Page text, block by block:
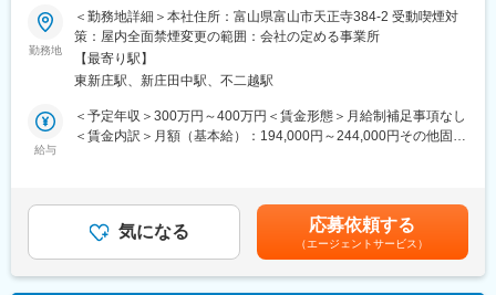
変更の範囲：会社の定める業務
からベテランまで幅が広いので、自分の目標となる先輩社員が見
つけやすい環境です。
■入社後の流れ：
ます。先輩スタッフも業務をフォローするので未経験でも安心し
てスタート出来ます。
■会社・求人の魅力：
・医療関連施設への医療機器や医療消耗品の商品卸売を中心に、
当社の経理スタッフとして、
下記業務を担当いただける方を募集いたします！
■業務内容：
・入出金管理、伝票処理、帳簿記帳、集計
・月次・年次決算補助
・税務関連資料の作成
■組織構成やミッション：
経理部門は現在課長代理1名の体制です。
新しく入社される方には、日常経理を中心に幅広く実務を担って
勤務地
＜勤務地詳細＞本社住所：富山県富山市天正寺384-2 受動喫煙対
策：屋内全面禁煙変更の範囲：会社の定める事業所
【最寄り駅】
東新庄駅、新庄田中駅、不二越駅
給与
＜予定年収＞300万円～400万円＜賃金形態＞月給制補足事項なし
＜賃金内訳＞月額（基本給）：194,000円～244,000円その他固定
給賃金はあくまでも目安の金額であり、選考を通じて上下する可
能性があります。月給(月額)は固定手当を含めた表記です。
気になる 応募依頼する
（エージェントサービス）